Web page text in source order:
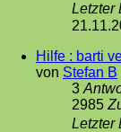
Letzter
Hilfe : barti
von Stefan B
3
2985
Letzter